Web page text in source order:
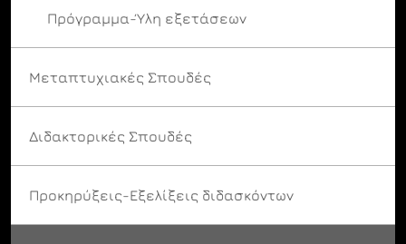
Πρόγραμμα-Ύλη εξετάσεων
Μεταπτυχιακές Σπουδές
Διδακτορικές Σπουδές
Προκηρύξεις-Εξελίξεις διδασκόντων